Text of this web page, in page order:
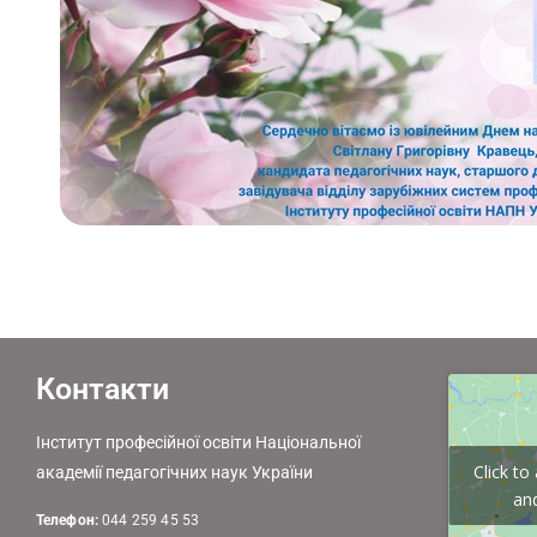
Контакти
Інститут професійної освіти Національної
академії педагогічних наук України
Телефон:044 259 45 53
Click to